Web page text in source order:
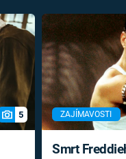
5 ZAJÍMAVOSTI
Smrt